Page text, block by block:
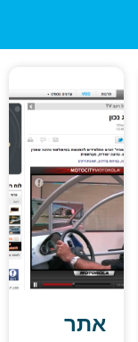
אתר